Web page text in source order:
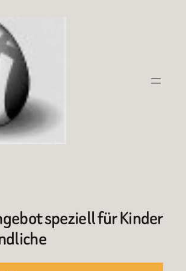
speziell für Kinder